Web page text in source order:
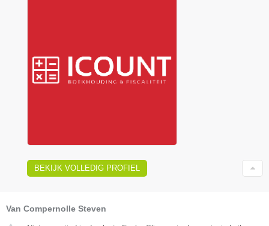
BEKIJK VOLLEDIG PROFIEL
Van Compernolle Steven